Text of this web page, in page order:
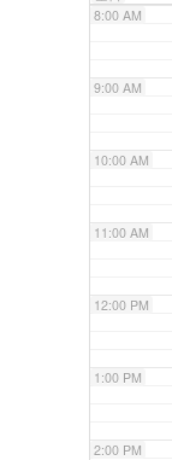
8:00 AM
9:00 AM
10:00 AM
11:00 AM
12:00 PM
1:00 PM
2:00 PM